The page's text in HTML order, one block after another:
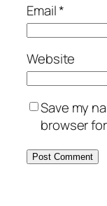
Email*
Website
Save my
browser